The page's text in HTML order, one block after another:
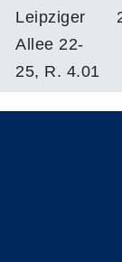
Leipziger
Allee 22-
25, R. 4.01